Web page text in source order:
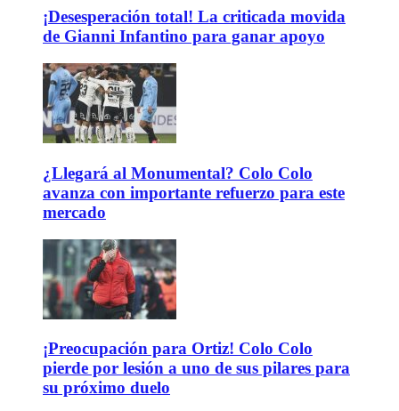
¡Desesperación total! La criticada movida
de Gianni Infantino para ganar apoyo
¿Llegará al Monumental? Colo Colo
avanza con importante refuerzo para este
mercado
¡Preocupación para Ortiz! Colo Colo
pierde por lesión a uno de sus pilares para
su próximo duelo